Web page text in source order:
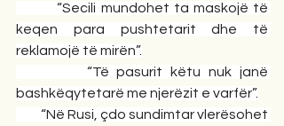
         “Secili mundohet ta maskojë të
keqen para pushtetarit dhe të
reklamojë të mirën”.
bashkëqytetarë me njerëzit e varfër”.